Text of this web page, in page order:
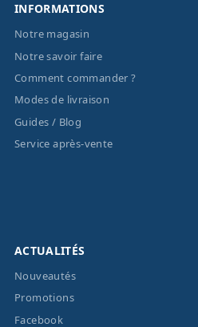
INFORMATIONS
Notre magasin
Notre savoir faire
Comment commander ?
Modes de livraison
Guides / Blog
Service après-vente
ACTUALITÉS
Nouveautés
Promotions
Facebook